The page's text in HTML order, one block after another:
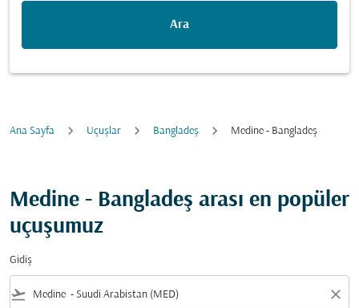
Ara
Ana Sayfa Uçuşlar Bangladeş Medine - Bangladeş
Medine - Bangladeş arası en popüler
uçuşumuz
Gidiş
flight_takeoff close